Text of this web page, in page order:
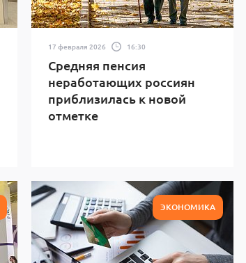
17 февраля 2026 16:30
Средняя пенсия
неработающих россиян
приблизилась к новой
отметке
ЭКОНОМИКА